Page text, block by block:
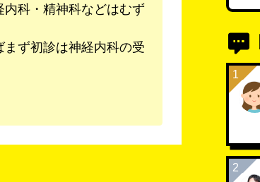
内科・精神科などはむず
ず初診は神経内科の受